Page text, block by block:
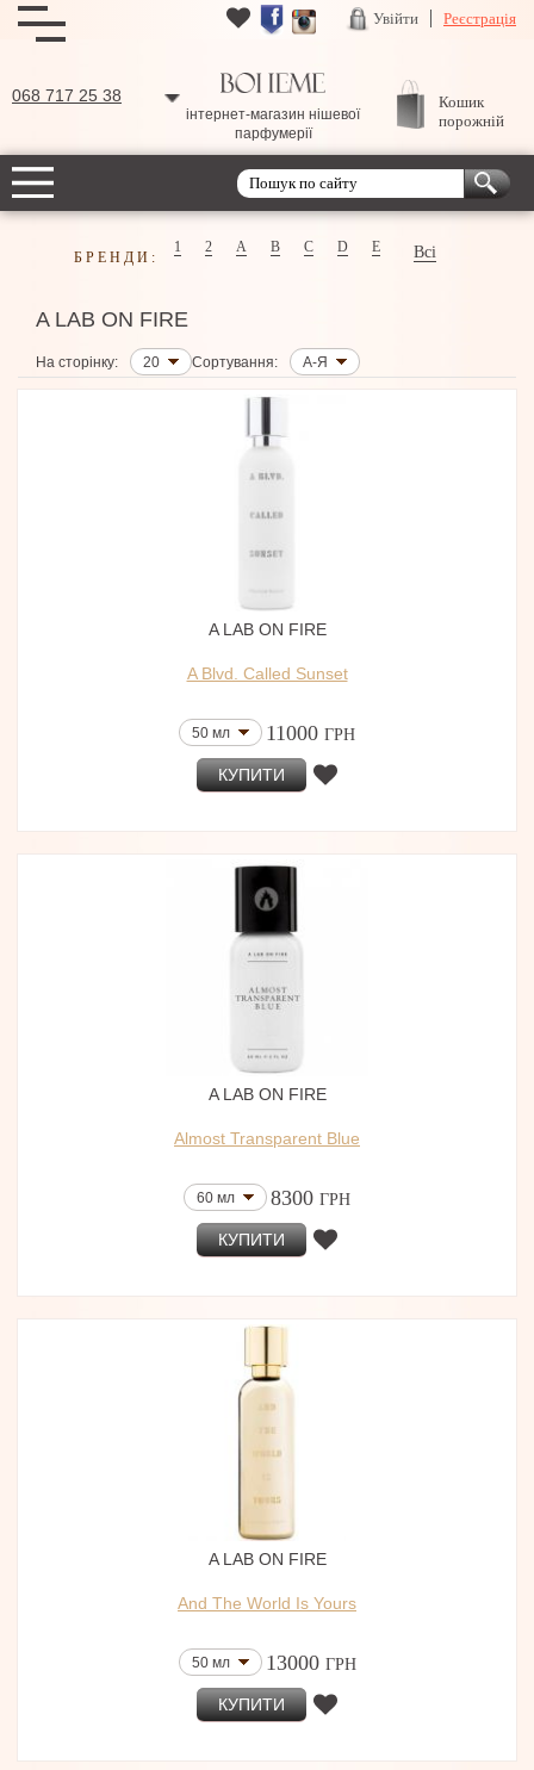
Увійти Реєстрація
068 717 25 38
інтернет-магазин нішевої
парфумерії
Кошик
порожній
БРЕНДИ:
1 2 A B C D E Всі
A LAB ON FIRE
На сторінку: 20 Сортування: А-Я
A LAB ON FIRE
A Blvd. Called Sunset
50 мл 11000 ГРН
КУПИТИ
A LAB ON FIRE
Almost Transparent Blue
60 мл 8300 ГРН
КУПИТИ
A LAB ON FIRE
And The World Is Yours
50 мл 13000 ГРН
КУПИТИ